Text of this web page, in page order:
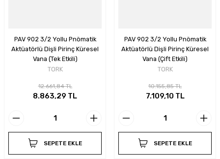
PAV 902 3/2 Yollu Pnömatik
Aktüatörlü Dişli Pirinç Küresel
Vana (Tek Etkili)
TORK
12.661,84 TL
8.863,29 TL
SEPETE EKLE
PAV 902 3/2 Yollu Pnömatik
Aktüatörlü Dişli Pirinç Küresel
Vana (Çift Etkili)
TORK
10.155,85 TL
7.109,10 TL
SEPETE EKLE